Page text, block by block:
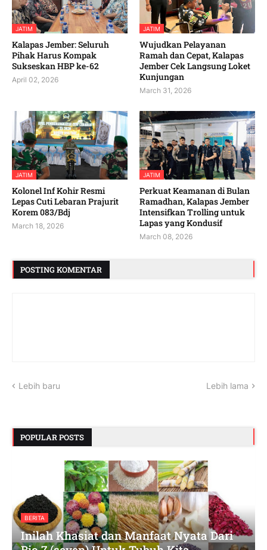
JATIM
Kalapas Jember: Seluruh
Pihak Harus Kompak
Sukseskan HBP ke-62
April 02, 2026
JATIM
Wujudkan Pelayanan
Ramah dan Cepat, Kalapas
Jember Cek Langsung Loket
Kunjungan
March 31, 2026
JATIM
Kolonel Inf Kohir Resmi
Lepas Cuti Lebaran Prajurit
Korem 083/Bdj
March 18, 2026
JATIM
Perkuat Keamanan di Bulan
Ramadhan, Kalapas Jember
Intensifkan Trolling untuk
Lapas yang Kondusif
March 08, 2026
POSTING KOMENTAR
Lebih baru Lebih lama
POPULAR POSTS
BERITA
Inilah Khasiat dan Manfaat Nyata Dari